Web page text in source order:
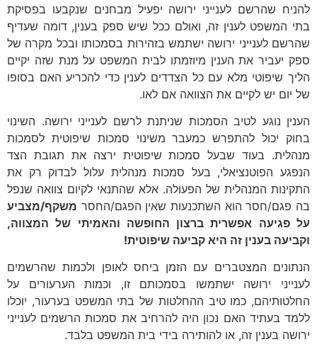
להניח שהרשם לענייני ירושה יפעיל מבחנים שנקבעו בפסיקת
בתי המשפט לענין זה, ואולם ככל שיש ספק בענין, דומה שעדיף
שהרשם לענייני ירושה ישתמש בזהירות בסמכותו ובכל מקרה של
ספק יעביר את הענין מיוזמתו לבית המשפט על מנת שזה יקיים
הליך שיפוטי מלא עם כל הצדדים לענין כדי להכריע האם בסופו
של יום יש לקיים את הצוואה אם לאו.
הענין נוגע לטיב הסמכות שניתנת לרשם לענייני ירושה. השינוי
בחוק יכול להתפרש כמעבר משינוי סמכות שיפוטית לסמכות
מנהלית. בעוד שבעל סמכות שיפוטית ירצה את תגובת הצד
הנפגע הפוטנציאלי, בעל סמכות מנהלית עלול לבדוק רק את
התקינות המנהלית של הפעולה. אלא שהתנאי לקיום צוואה שנפל
בה פגם/חסר הוא השתכנעות שאין הפגם/החסר משקף/מצביע
על פגיעה אפשרית ברצון החופשה והאמיתי של המצווה,
וקביעה בענין זה היא קביעה שיפוטית!
הנתונים המצטברים עם הזמן ביחס לאופן ולכמות שהרשמים
לענייני ירושה ישתמשו בסמכותם זו, וכמות הערעורים על
החלטותיהם, כמו טיב ההחלטות של בתי המשפט בערעור, יוכלו
ללמד בעתיד האם נכון היה להרחיב את סמכות הרשמים לענייני
ירושה בענין זה, או להותירה בידי בית המשפט בלבד.